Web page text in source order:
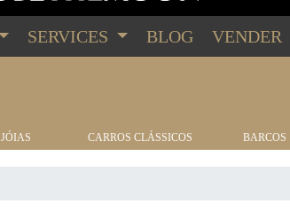
SERVICES BLOG VENDER
JÓIAS CARROS CLÁSSICOS BARCOS